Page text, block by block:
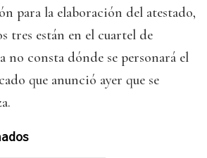
para la elaboración del atestado,
tres están en el cuartel de
no consta dónde se personará el
que anunció ayer que se